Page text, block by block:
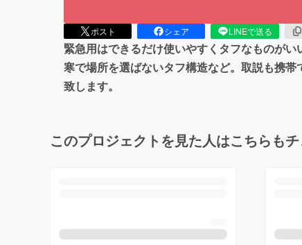
ポスト シェア LINEで送る
緊急用はできるだけ使いやすくタフなものが
寒で場所を選ばないタフ構造など。取説も携
致します。
このプロジェクトを見た人はこちらも